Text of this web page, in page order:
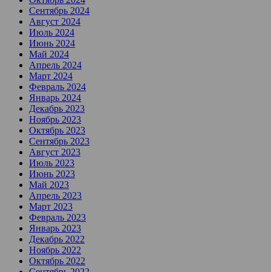
Сентябрь 2024
Август 2024
Июль 2024
Июнь 2024
Май 2024
Апрель 2024
Март 2024
Февраль 2024
Январь 2024
Декабрь 2023
Ноябрь 2023
Октябрь 2023
Сентябрь 2023
Август 2023
Июль 2023
Июнь 2023
Май 2023
Апрель 2023
Март 2023
Февраль 2023
Январь 2023
Декабрь 2022
Ноябрь 2022
Октябрь 2022